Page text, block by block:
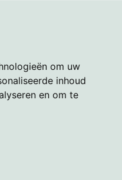
om uw
inhoud
en om te